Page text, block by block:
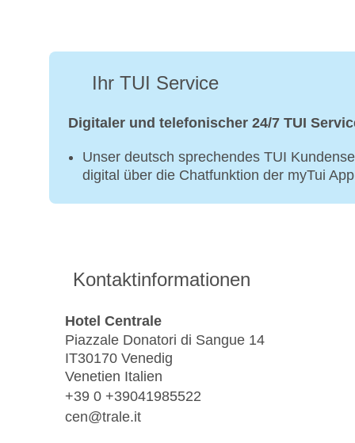
Ihr TUI Service
Digitaler und telefonischer 24/7 TUI
Unser deutsch sprechendes TUI
digital über die Chatfunktion der myTui
Kontaktinformationen
Hotel Centrale
Piazzale Donatori di Sangue 14
IT30170 Venedig
Venetien Italien
+39 0 +39041985522
cen@trale.it